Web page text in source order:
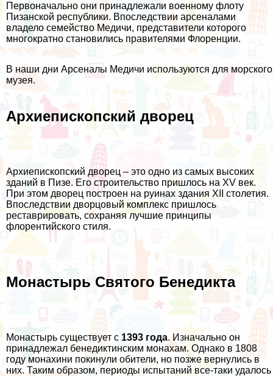
Первоначально они принадлежали военному флоту
Пизанской республики. Впоследствии арсеналами
владело семейство Медичи, представители которого
многократно становились правителями Флоренции.
В наши дни Арсеналы Медичи используются для морского
музея.
Архиепископский дворец
Архиепископский дворец – это одно из самых высоких
зданий в Пизе. Его строительство пришлось на XV век.
При этом дворец построен на руинах здания XII столетия.
Впоследствии дворцовый комплекс пришлось
реставрировать, сохраняя лучшие принципы
флорентийского стиля.
Монастырь Святого Бенедикта
Монастырь существует с 1393 года. Изначально он
принадлежал бенедиктинским монахам. Однако в 1808
году монахини покинули обители, но позже вернулись в
них. Таким образом, периоды испытаний все-таки удалось